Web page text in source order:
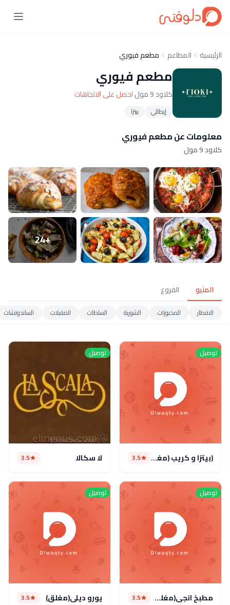
الرئيسية المطاعم مطعم فيوري
مطعم فيوري
كلاود 9 مول احصل على الاتجاهات
إيطالي بيتزا
معلومات عن مطعم فيوري
كلاود 9 مول
+24
المنيو الفروع
الافطار المخبوزات الشوربة السلطات المقبلات الساندوتشات
توصيل
(بيتزا و كريب (مغلق 3.5
توصيل
لا سكالا 3.5
توصيل
مطبخ انجى(مغلق ) 3.5
توصيل
يورو ديلى(مغلق) 3.5